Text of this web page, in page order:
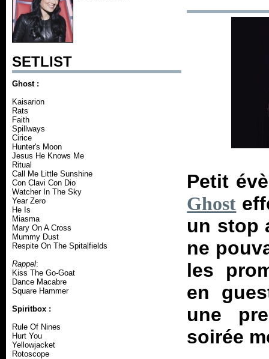
SETLIST
Ghost :
Kaisarion
Rats
Faith
Spillways
Cirice
Hunter's Moon
Jesus He Knows Me
Ritual
Call Me Little Sunshine
Con Clavi Con Dio
Watcher In The Sky
Year Zero
He Is
Miasma
Mary On A Cross
Mummy Dust
Respite On The Spitalfields
Rappel:
Kiss The Go-Goat
Dance Macabre
Square Hammer
Spiritbox :
Rule Of Nines
Hurt You
Yellowjacket
Rotoscope
Petit
Ghost
un stop
ne
les
en
une
soirée